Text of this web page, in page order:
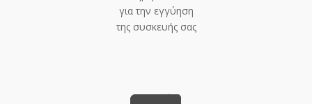
για την εγγύηση
της συσκευής σας